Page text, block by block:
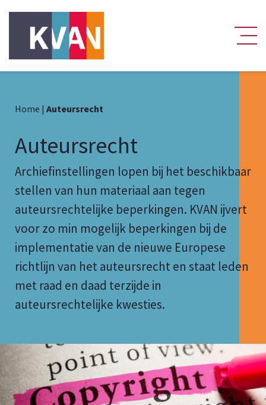
Home | Auteursrecht
Auteursrecht
Archiefinstellingen lopen bij het beschikbaar
stellen van hun materiaal aan tegen
auteursrechtelijke beperkingen. KVAN ijvert
voor zo min mogelijk beperkingen bij de
implementatie van de nieuwe Europese
richtlijn van het auteursrecht en staat leden
met raad en daad terzijde in
auteursrechtelijke kwesties.